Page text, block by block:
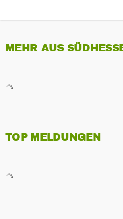
MEHR AUS
TOP MELDUNGEN